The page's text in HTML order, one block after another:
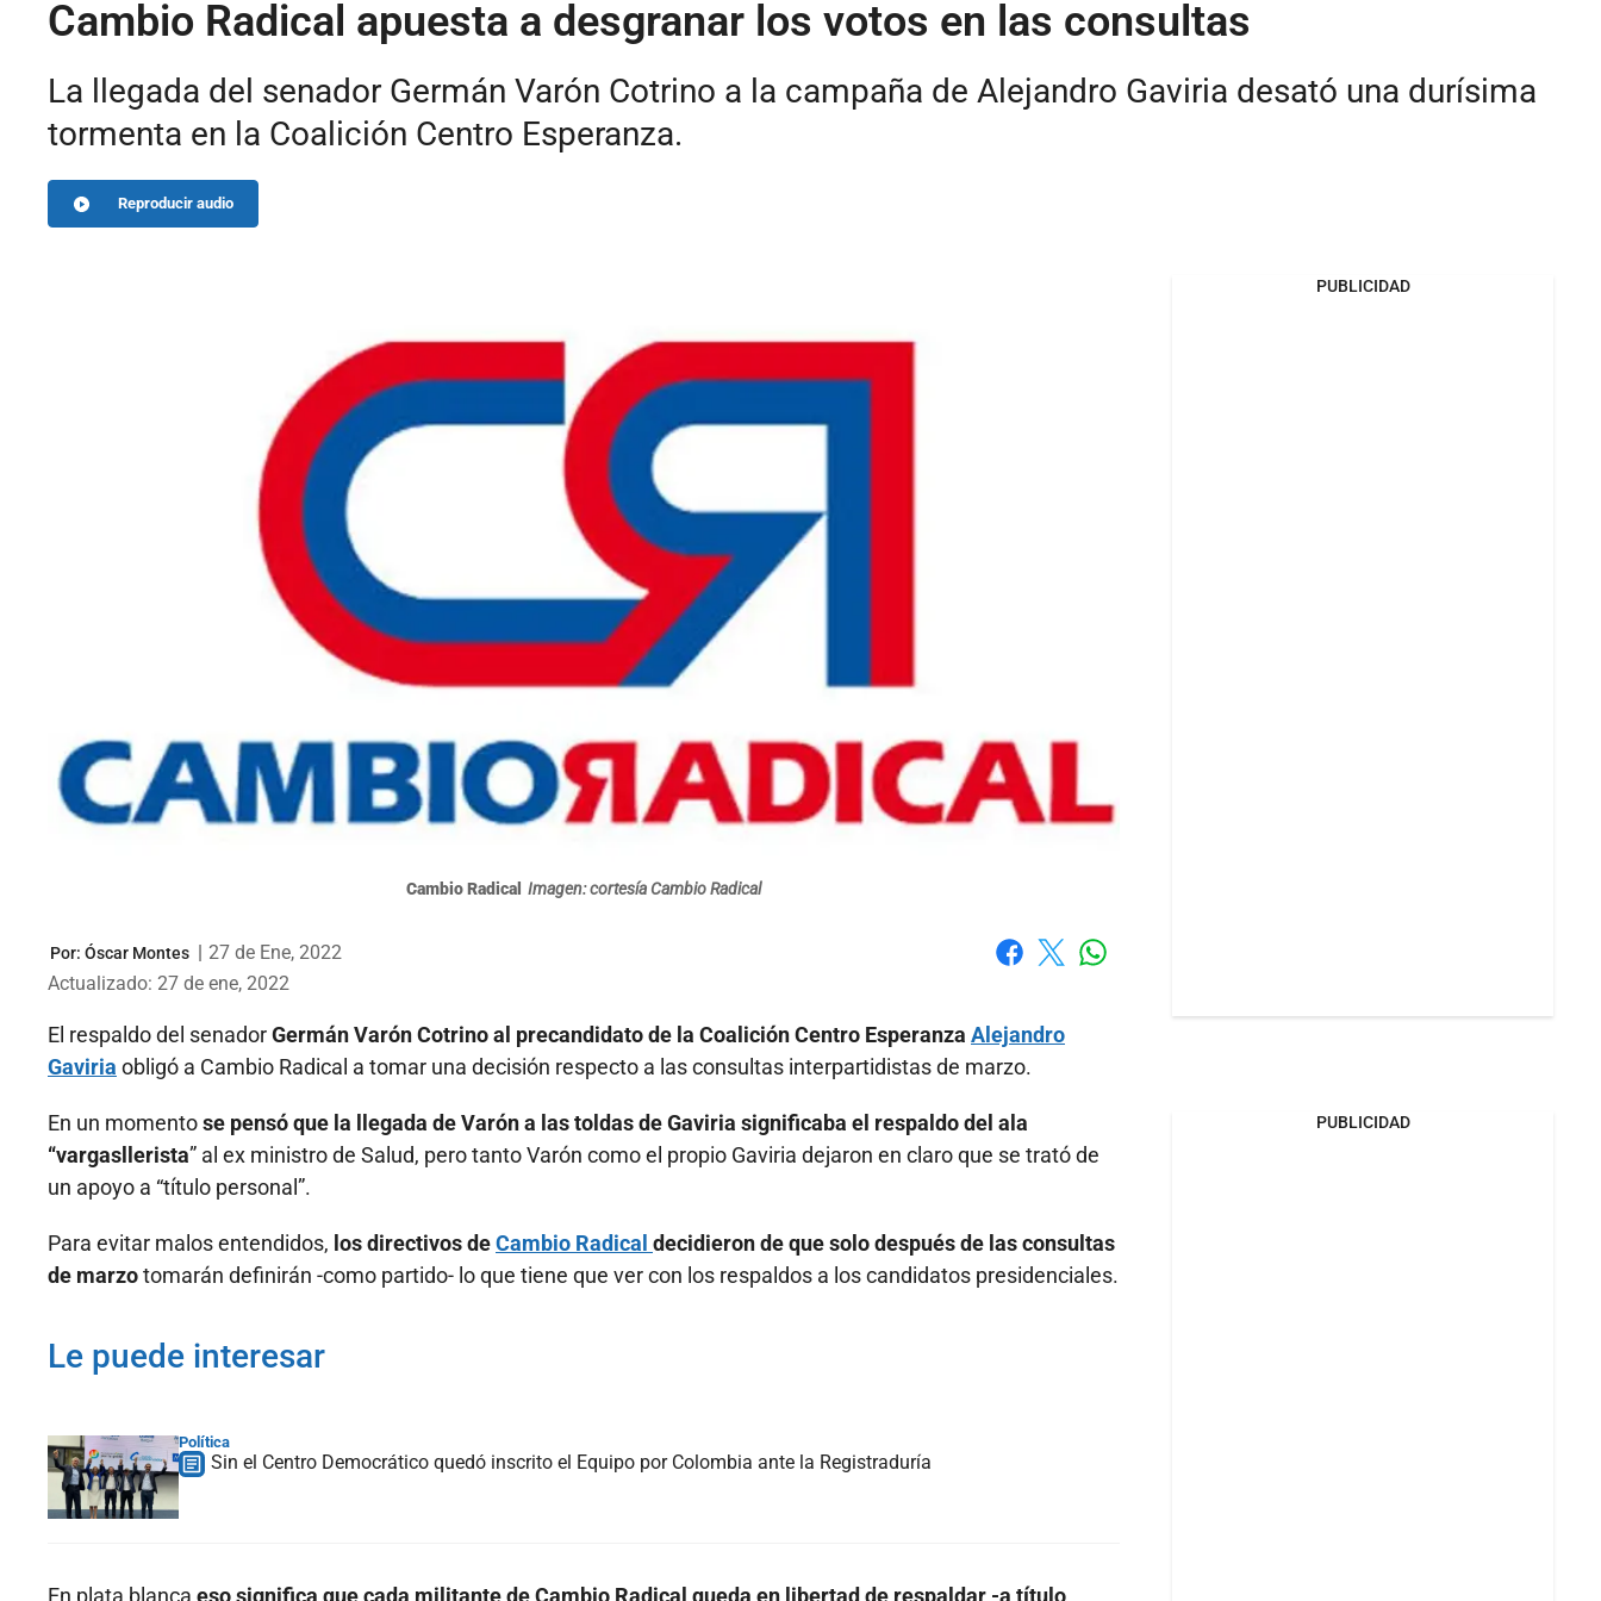
Cambio Radical apuesta a desgranar los votos en las consultas
La llegada del senador Germán Varón Cotrino a la campaña de Alejandro Gaviria desató una durísima
tormenta en la Coalición Centro Esperanza.
Reproducir audio
Cambio Radical Imagen: cortesía Cambio Radical
Por: Óscar Montes | 27 de Ene, 2022
Actualizado: 27 de ene, 2022
El respaldo del senadorGermán Varón Cotrino al precandidato de la Coalición Centro Esperanza Alejandro
Gaviria obligó a Cambio Radical a tomar una decisión respecto a las consultas interpartidistas de marzo.
En un momentose pensó que la llegada de Varón a las toldas de Gaviria significaba el respaldo del ala
“vargasllerista” al ex ministro de Salud, pero tanto Varón como el propio Gaviria dejaron en claro que se trató de
un apoyo a “título personal”.
Para evitar malos entendidos, los directivos deCambio Radical decidieron de que solo después de las consultas
de marzotomarán definirán -como partido- lo que tiene que ver con los respaldos a los candidatos presidenciales.
Le puede interesar
Política
Sin el Centro Democrático quedó inscrito el Equipo por Colombia ante la Registraduría
En plata blanca eso significa que cada militante de Cambio Radical queda en libertad de respaldar -a título
PUBLICIDAD
PUBLICIDAD